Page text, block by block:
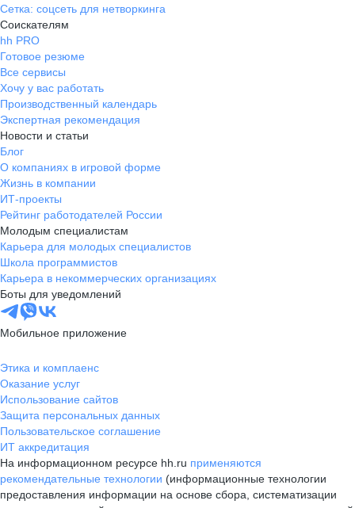
Сетка: соцсеть для нетворкинга
Соискателям
hh PRO
Готовое резюме
Все сервисы
Хочу у вас работать
Производственный календарь
Экспертная рекомендация
Новости и статьи
Блог
О компаниях в игровой форме
Жизнь в компании
ИТ-проекты
Рейтинг работодателей России
Молодым специалистам
Карьера для молодых специалистов
Школа программистов
Карьера в некоммерческих организациях
Боты для уведомлений
Мобильное приложение
Этика и комплаенс
Оказание услуг
Использование сайтов
Защита персональных данных
Пользовательское соглашение
ИТ аккредитация
На информационном ресурсе hh.ru применяются
рекомендательные технологии (информационные технологии
предоставления информации на основе сбора, систематизации